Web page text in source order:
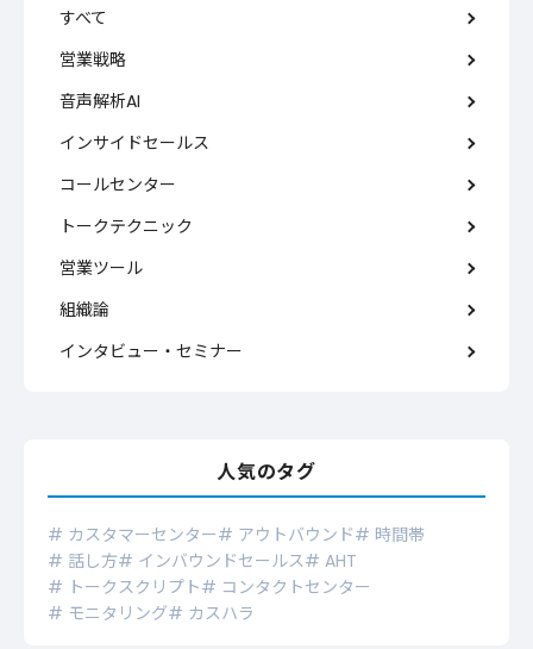
すべて
営業戦略
音声解析AI
インサイドセールス
コールセンター
トークテクニック
営業ツール
組織論
インタビュー・セミナー
人気のタグ
# カスタマーセンター# アウトバウンド# 時間帯
# 話し方# インバウンドセールス# AHT
# トークスクリプト# コンタクトセンター
# モニタリング# カスハラ